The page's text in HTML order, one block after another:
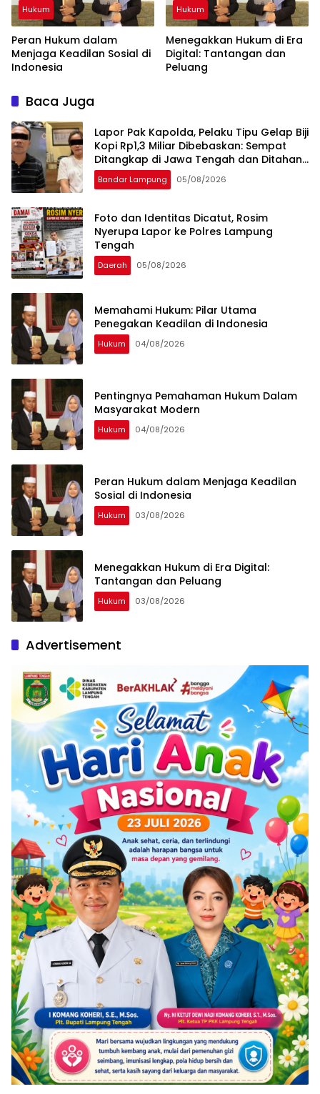
Hukum
Peran Hukum dalam
Menjaga Keadilan Sosial di
Indonesia
Hukum
Menegakkan Hukum di Era
Digital: Tantangan dan
Peluang
Baca Juga
Lapor Pak Kapolda, Pelaku Tipu Gelap Biji
Kopi Rp1,3 Miliar Dibebaskan: Sempat
Ditangkap di Jawa Tengah dan Ditahan
di Polda Lampung
Bandar Lampung 05/08/2026
Foto dan Identitas Dicatut, Rosim
Nyerupa Lapor ke Polres Lampung
Tengah
Daerah 05/08/2026
Memahami Hukum: Pilar Utama
Penegakan Keadilan di Indonesia
Hukum 04/08/2026
Pentingnya Pemahaman Hukum Dalam
Masyarakat Modern
Hukum 04/08/2026
Peran Hukum dalam Menjaga Keadilan
Sosial di Indonesia
Hukum 03/08/2026
Menegakkan Hukum di Era Digital:
Tantangan dan Peluang
Hukum 03/08/2026
Advertisement